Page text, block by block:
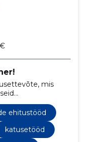
mis
kogemus ja
et ükski töö pole
ehitustööd
katusetööd